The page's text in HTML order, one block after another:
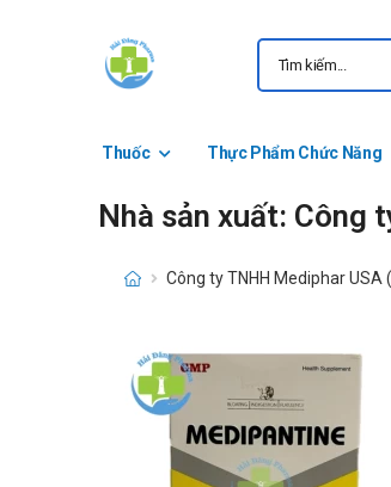
Thuốc Thực Phẩm Chức Năng
Nhà sản xuất: Công
Công ty TNHH Mediphar USA